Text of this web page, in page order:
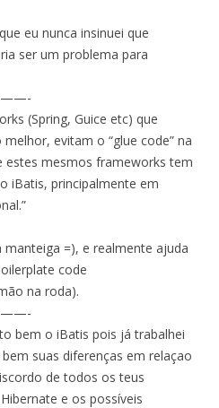
eu nunca insinuei que
ser um problema para
(Spring, Guice etc) que
evitam o “glue code” na
estes mesmos frameworks tem
iBatis, principalmente em
=), e realmente ajuda
code
na roda).
bem o iBatis pois já trabalhei
suas diferenças em relaçao
de todos os teus
e os possíveis